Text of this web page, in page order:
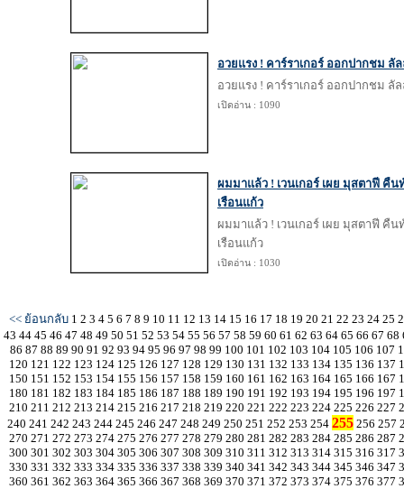
อวยแรง ! คาร์ราเกอร์ ออกปากชม ลั
อวยแรง ! คาร์ราเกอร์ ออกปากชม ลั
เปิดอ่าน : 1090
ผมมาแล้ว ! เวนเกอร์ เผย มุสตาฟี คื
เรือนแก้ว
ผมมาแล้ว ! เวนเกอร์ เผย มุสตาฟี คื
เรือนแก้ว
เปิดอ่าน : 1030
<< ย้อนกลับ 1 2 3 4 5 6 7 8 9 10 11 12 13 14 15 16 17 18 19 20 21 22 23 24 25
43 44 45 46 47 48 49 50 51 52 53 54 55 56 57 58 59 60 61 62 63 64 65 66 67 68
86 87 88 89 90 91 92 93 94 95 96 97 98 99 100 101 102 103 104 105 106 107
120 121 122 123 124 125 126 127 128 129 130 131 132 133 134 135 136 137
150 151 152 153 154 155 156 157 158 159 160 161 162 163 164 165 166 167
180 181 182 183 184 185 186 187 188 189 190 191 192 193 194 195 196 197
210 211 212 213 214 215 216 217 218 219 220 221 222 223 224 225 226 227
240 241 242 243 244 245 246 247 248 249 250 251 252 253 254 255 256 257
270 271 272 273 274 275 276 277 278 279 280 281 282 283 284 285 286 287
300 301 302 303 304 305 306 307 308 309 310 311 312 313 314 315 316 317
330 331 332 333 334 335 336 337 338 339 340 341 342 343 344 345 346 347
360 361 362 363 364 365 366 367 368 369 370 371 372 373 374 375 376 377